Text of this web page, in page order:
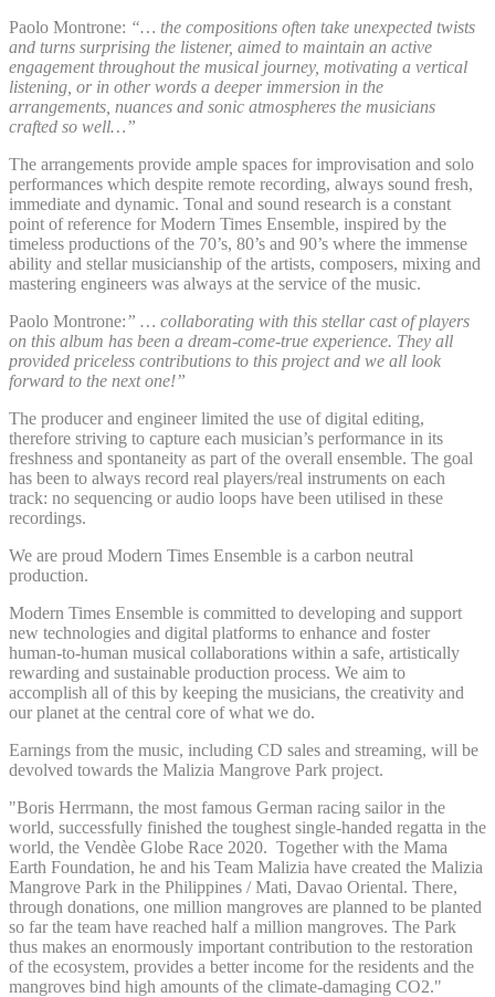
Paolo Montrone: “… the compositions often take unexpected twists
and turns surprising the listener, aimed to maintain an active
engagement throughout the musical journey, motivating a vertical
listening, or in other words a deeper immersion in the
arrangements, nuances and sonic atmospheres the musicians
crafted so well…”
The arrangements provide ample spaces for improvisation and solo
performances which despite remote recording, always sound fresh,
immediate and dynamic. Tonal and sound research is a constant
point of reference for Modern Times Ensemble, inspired by the
timeless productions of the 70’s, 80’s and 90’s where the immense
ability and stellar musicianship of the artists, composers, mixing and
mastering engineers was always at the service of the music.
Paolo Montrone:” … collaborating with this stellar cast of players
on this album has been a dream-come-true experience. They all
provided priceless contributions to this project and we all look
forward to the next one!”
The producer and engineer limited the use of digital editing,
therefore striving to capture each musician’s performance in its
freshness and spontaneity as part of the overall ensemble. The goal
has been to always record real players/real instruments on each
track: no sequencing or audio loops have been utilised in these
recordings.
We are proud Modern Times Ensemble is a carbon neutral
production.
Modern Times Ensemble is committed to developing and support
new technologies and digital platforms to enhance and foster
human-to-human musical collaborations within a safe, artistically
rewarding and sustainable production process. We aim to
accomplish all of this by keeping the musicians, the creativity and
our planet at the central core of what we do.
Earnings from the music, including CD sales and streaming, will be
devolved towards the Malizia Mangrove Park project.
"Boris Herrmann, the most famous German racing sailor in the
world, successfully finished the toughest single-handed regatta in the
world, the Vendèe Globe Race 2020. Together with the Mama
Earth Foundation, he and his Team Malizia have created the Malizia
Mangrove Park in the Philippines / Mati, Davao Oriental. There,
through donations, one million mangroves are planned to be planted
so far the team have reached half a million mangroves. The Park
thus makes an enormously important contribution to the restoration
of the ecosystem, provides a better income for the residents and the
mangroves bind high amounts of the climate-damaging CO2."